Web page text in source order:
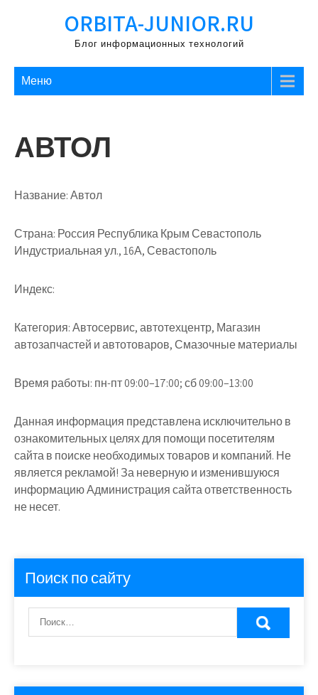
ORBITA-JUNIOR.RU
Блог информационных технологий
Меню
АВТОЛ
Название:Автол
Страна: Россия Республика Крым Севастополь
Индустриальная ул., 16А, Севастополь
Индекс:
Категория:Автосервис, автотехцентр, Магазин
автозапчастей и автотоваров, Смазочные материалы
Время работы: пн-пт 09:00–17:00; сб 09:00–13:00
Данная информация представлена исключительно в
ознакомительных целях для помощи посетителям
сайта в поиске необходимых товаров и компаний. Не
является рекламой! За неверную и изменившуюся
информацию Администрация сайта ответственность
не несет.
Поиск по сайту